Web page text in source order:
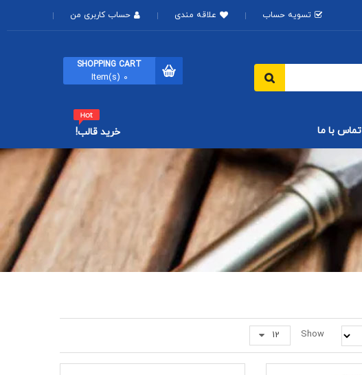
حساب کاربری من علاقه مندی تسویه حساب
SHOPPING CART
Item(s) 0
تماس با ما خرید قالب!
Show
12